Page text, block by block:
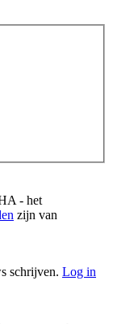
- het
zijn van
schrijven. Log in